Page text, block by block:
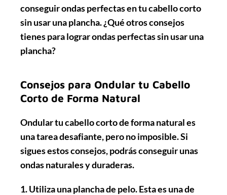
conseguir ondas perfectas en tu cabello corto
sin usar una plancha. ¿Qué otros consejos
tienes para lograr ondas perfectas sin usar una
plancha?
Consejos para Ondular tu Cabello
Corto de Forma Natural
Ondular tu cabello corto de forma natural es
una tarea desafiante, pero no imposible. Si
sigues estos consejos, podrás conseguir unas
ondas naturales y duraderas.
1. Utiliza una plancha de pelo. Esta es una de